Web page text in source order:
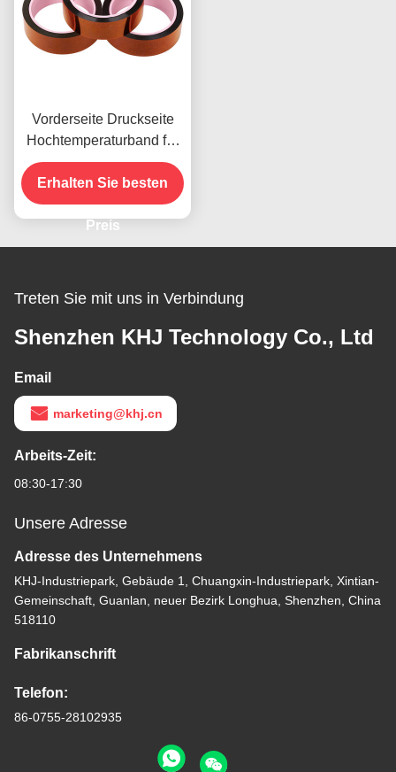
Vorderseite Druckseite
Hochtemperaturband für
das vorhandene Produkt
Erhalten Sie besten
Preis
Treten Sie mit uns in Verbindung
Shenzhen KHJ Technology Co., Ltd
Email
marketing@khj.cn
Arbeits-Zeit:
08:30-17:30
Unsere Adresse
Adresse des Unternehmens
KHJ-Industriepark, Gebäude 1, Chuangxin-Industriepark, Xintian-
Gemeinschaft, Guanlan, neuer Bezirk Longhua, Shenzhen, China
518110
Fabrikanschrift
Telefon:
86-0755-28102935